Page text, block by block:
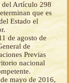
del Artículo 298
que es
Estado el
de agosto de
de
Previas
nacional
mayo de 2016,